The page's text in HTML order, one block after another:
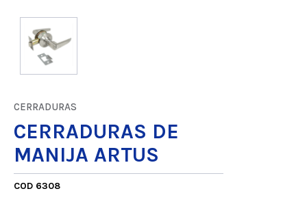
CERRADURAS
CERRADURAS DE
MANIJA ARTUS
COD 6308